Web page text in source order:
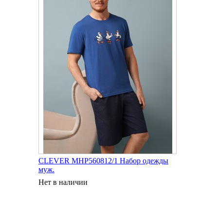
CLEVER MHP560812/1 Набор одежды
муж.
Нет в наличии